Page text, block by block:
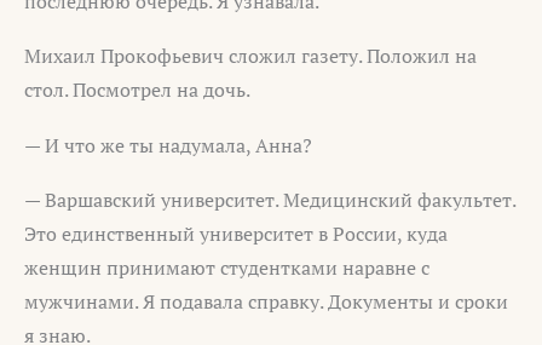
Михаил Прокофьевич сложил газету. Положил на
стол. Посмотрел на дочь.
— И что же ты надумала, Анна?
— Варшавский университет. Медицинский факультет.
Это единственный университет в России, куда
женщин принимают студентками наравне с
мужчинами. Я подавала справку. Документы и сроки
я знаю.